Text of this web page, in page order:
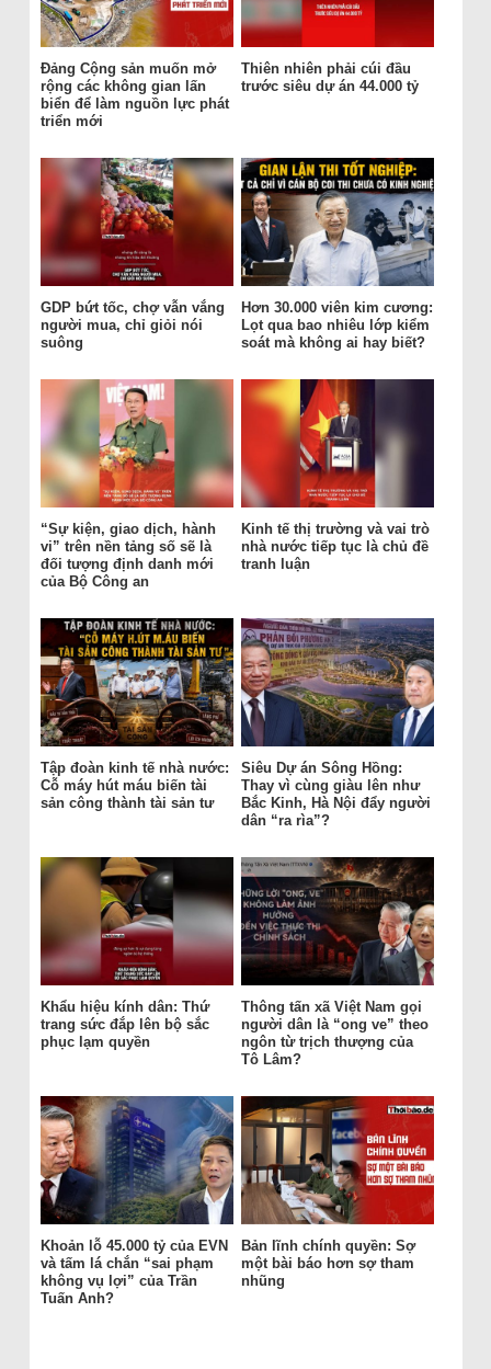
Đảng Cộng sản muốn mở
rộng các không gian lấn
biển để làm nguồn lực phát
triển mới
Thiên nhiên phải cúi đầu
trước siêu dự án 44.000 tỷ
GDP bứt tốc, chợ vẫn vắng
người mua, chỉ giỏi nói
suông
Hơn 30.000 viên kim cương:
Lọt qua bao nhiêu lớp kiểm
soát mà không ai hay biết?
“Sự kiện, giao dịch, hành
vi” trên nền tảng số sẽ là
đối tượng định danh mới
của Bộ Công an
Kinh tế thị trường và vai trò
nhà nước tiếp tục là chủ đề
tranh luận
Tập đoàn kinh tế nhà nước:
Cỗ máy hút máu biến tài
sản công thành tài sản tư
Siêu Dự án Sông Hồng:
Thay vì cùng giàu lên như
Bắc Kinh, Hà Nội đẩy người
dân “ra rìa”?
Khẩu hiệu kính dân: Thứ
trang sức đắp lên bộ sắc
phục lạm quyền
Thông tấn xã Việt Nam gọi
người dân là “ong ve” theo
ngôn từ trịch thượng của
Tô Lâm?
Khoản lỗ 45.000 tỷ của EVN
và tấm lá chắn “sai phạm
không vụ lợi” của Trần
Tuấn Anh?
Bản lĩnh chính quyền: Sợ
một bài báo hơn sợ tham
nhũng